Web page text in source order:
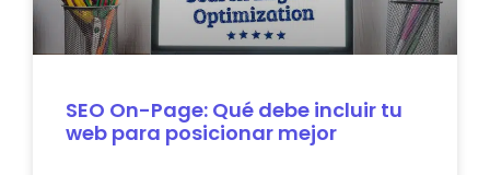
SEO On-Page: Qué debe incluir tu
web para posicionar mejor